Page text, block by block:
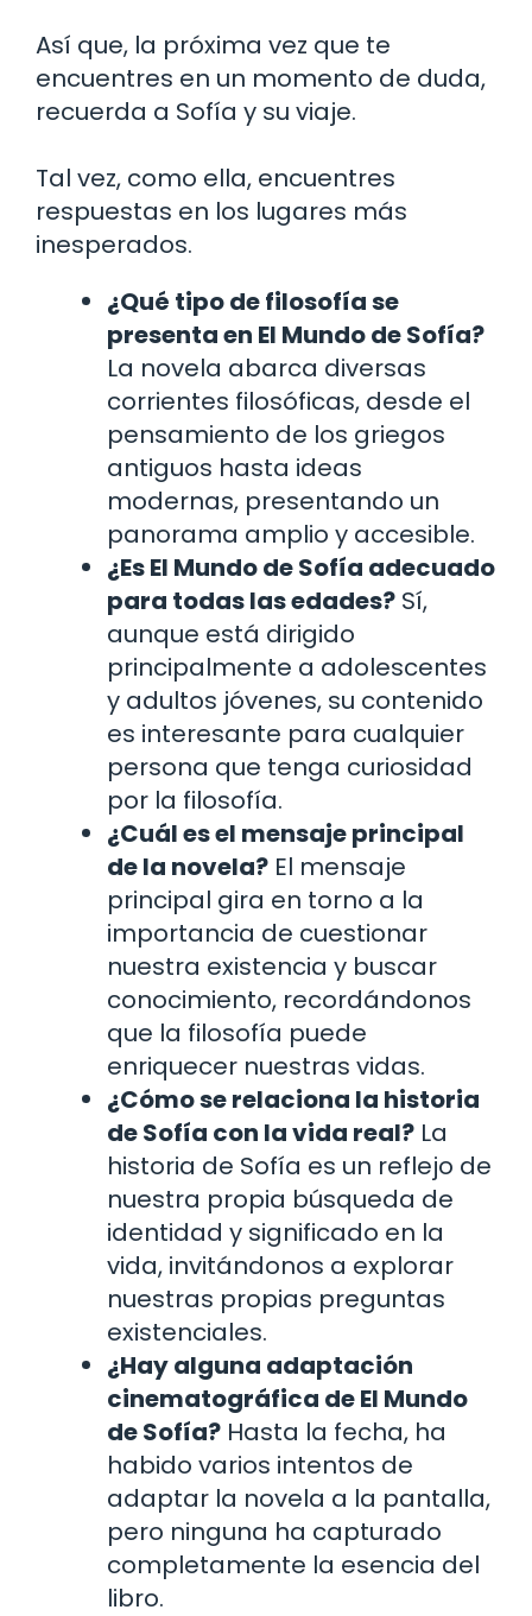
Así que, la próxima vez que te
encuentres en un momento de duda,
recuerda a Sofía y su viaje.
Tal vez, como ella, encuentres
respuestas en los lugares más
inesperados.
¿Qué tipo de filosofía se
presenta en El Mundo de Sofía?
La novela abarca diversas
corrientes filosóficas, desde el
pensamiento de los griegos
antiguos hasta ideas
modernas, presentando un
panorama amplio y accesible.
¿Es El Mundo de Sofía adecuado
para todas las edades? Sí,
aunque está dirigido
principalmente a adolescentes
y adultos jóvenes, su contenido
es interesante para cualquier
persona que tenga curiosidad
por la filosofía.
¿Cuál es el mensaje principal
de la novela? El mensaje
principal gira en torno a la
importancia de cuestionar
nuestra existencia y buscar
conocimiento, recordándonos
que la filosofía puede
enriquecer nuestras vidas.
¿Cómo se relaciona la historia
de Sofía con la vida real? La
historia de Sofía es un reflejo de
nuestra propia búsqueda de
identidad y significado en la
vida, invitándonos a explorar
nuestras propias preguntas
existenciales.
¿Hay alguna adaptación
cinematográfica de El Mundo
de Sofía? Hasta la fecha, ha
habido varios intentos de
adaptar la novela a la pantalla,
pero ninguna ha capturado
completamente la esencia del
libro.